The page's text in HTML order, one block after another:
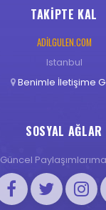
TAKIPTE KAL
ADILGULEN.COM
Istanbul
Benimle İletişime
SOSYAL AĞLAR
Güncel